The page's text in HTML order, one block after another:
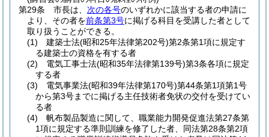
第29条
市長は、 次の各号のいずれかに該当する者の申請に
より、その者を前条第3号に掲げる科目を受講した者として
取り扱うことができる。
(1)
建築士法(昭和25年法律第202号)第2条第1項に規定す
る建築士の資格を有する者
(2)
電気工事士法(昭和35年法律第139号)第3条各項に規定
する者
(3)
電気事業法(昭和39年法律第170号)第44条第1項第1号
から第3号までに掲げる主任技術者免状の交付を受けてい
る者
(4)
帆布製品製造に関して、職業能力開発促進法第27条第
1項に規定する準則訓練を修了した者、同法第28条第2項